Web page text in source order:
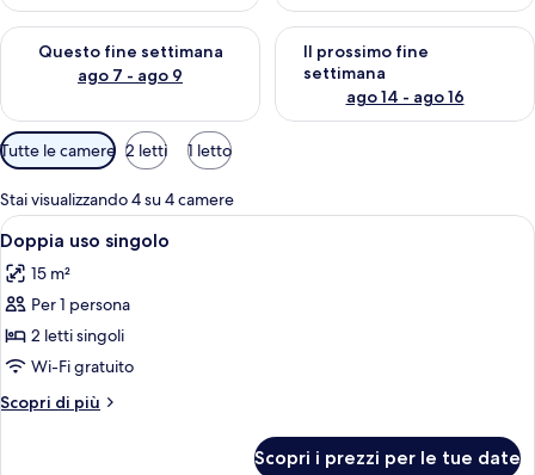
Questo fine settimana
ago 7 - ago 9
Verifica la disponibilità per questo fine settimana, ago 7 - ago
Il prossimo fine
settimana
ago 14 - ago 16
Verifica la disponibilità per il
Filtri
disponibili
per
le
camere
Tutte le camere 2 letti 1 letto
Stai visualizzando 4 su 4 camere
Apri
tutte
le
foto
per
Doppia
uso
singolo
Una camera d'albergo con un letto,
3
Doppia uso singolo
15 m²
Per 1 persona
2 letti singoli
Wi-Fi gratuito
Scopri di più
Altri
Scopri i prezzi per le tue date